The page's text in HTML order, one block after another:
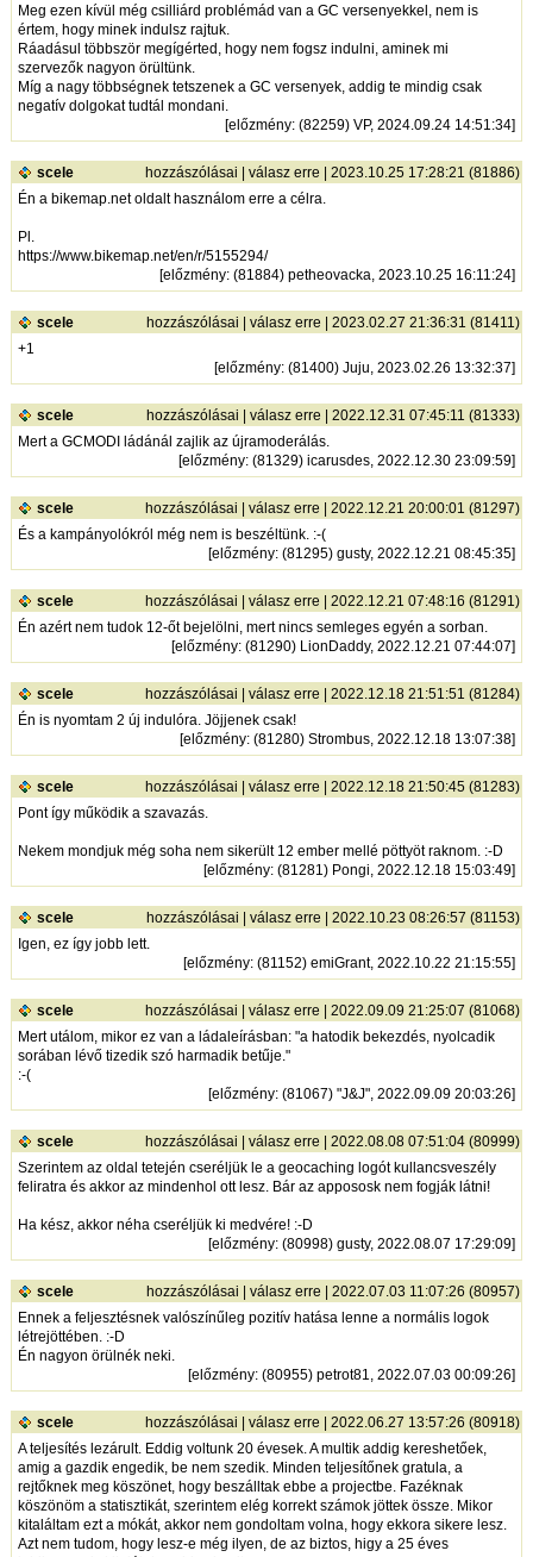
Meg ezen kívül még csilliárd problémád van a GC versenyekkel, nem is
értem, hogy minek indulsz rajtuk.
Ráadásul többször megígérted, hogy nem fogsz indulni, aminek mi
szervezők nagyon örültünk.
Míg a nagy többségnek tetszenek a GC versenyek, addig te mindig csak
negatív dolgokat tudtál mondani.
[előzmény: (82259) VP, 2024.09.24 14:51:34]
scele hozzászólásai |válasz erre | 2023.10.25 17:28:21 (81886)
Én a bikemap.net oldalt használom erre a célra.
Pl.
https://www.bikemap.net/en/r/5155294/
[előzmény: (81884) petheovacka, 2023.10.25 16:11:24]
scele hozzászólásai |válasz erre | 2023.02.27 21:36:31 (81411)
+1
[előzmény: (81400) Juju, 2023.02.26 13:32:37]
scele hozzászólásai |válasz erre | 2022.12.31 07:45:11 (81333)
Mert a GCMODI ládánál zajlik az újramoderálás.
[előzmény: (81329) icarusdes, 2022.12.30 23:09:59]
scele hozzászólásai |válasz erre | 2022.12.21 20:00:01 (81297)
És a kampányolókról még nem is beszéltünk. :-(
[előzmény: (81295) gusty, 2022.12.21 08:45:35]
scele hozzászólásai |válasz erre | 2022.12.21 07:48:16 (81291)
Én azért nem tudok 12-őt bejelölni, mert nincs semleges egyén a sorban.
[előzmény: (81290) LionDaddy, 2022.12.21 07:44:07]
scele hozzászólásai |válasz erre | 2022.12.18 21:51:51 (81284)
Én is nyomtam 2 új indulóra. Jöjjenek csak!
[előzmény: (81280) Strombus, 2022.12.18 13:07:38]
scele hozzászólásai |válasz erre | 2022.12.18 21:50:45 (81283)
Pont így működik a szavazás.
Nekem mondjuk még soha nem sikerült 12 ember mellé pöttyöt raknom. :-D
[előzmény: (81281) Pongi, 2022.12.18 15:03:49]
scele hozzászólásai |válasz erre | 2022.10.23 08:26:57 (81153)
Igen, ez így jobb lett.
[előzmény: (81152) emiGrant, 2022.10.22 21:15:55]
scele hozzászólásai |válasz erre | 2022.09.09 21:25:07 (81068)
Mert utálom, mikor ez van a ládaleírásban: "a hatodik bekezdés, nyolcadik
sorában lévő tizedik szó harmadik betűje."
:-(
[előzmény: (81067) "J&J", 2022.09.09 20:03:26]
scele hozzászólásai |válasz erre | 2022.08.08 07:51:04 (80999)
Szerintem az oldal tetején cseréljük le a geocaching logót kullancsveszély
feliratra és akkor az mindenhol ott lesz. Bár az appososk nem fogják látni!
Ha kész, akkor néha cseréljük ki medvére! :-D
[előzmény: (80998) gusty, 2022.08.07 17:29:09]
scele hozzászólásai |válasz erre | 2022.07.03 11:07:26 (80957)
Ennek a feljesztésnek valószínűleg pozitív hatása lenne a normális logok
létrejöttében. :-D
Én nagyon örülnék neki.
[előzmény: (80955) petrot81, 2022.07.03 00:09:26]
scele hozzászólásai |válasz erre | 2022.06.27 13:57:26 (80918)
A teljesítés lezárult. Eddig voltunk 20 évesek. A multik addig kereshetőek,
amig a gazdik engedik, be nem szedik. Minden teljesítőnek gratula, a
rejtőknek meg köszönet, hogy beszálltak ebbe a projectbe. Fazéknak
köszönöm a statisztikát, szerintem elég korrekt számok jöttek össze. Mikor
kitaláltam ezt a mókát, akkor nem gondoltam volna, hogy ekkora sikere lesz.
Azt nem tudom, hogy lesz-e még ilyen, de az biztos, higy a 25 éves